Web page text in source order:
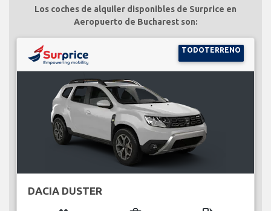
Los coches de alquiler disponibles de Surprice en
Aeropuerto de Bucharest son:
TODOTERRENO
DACIA DUSTER